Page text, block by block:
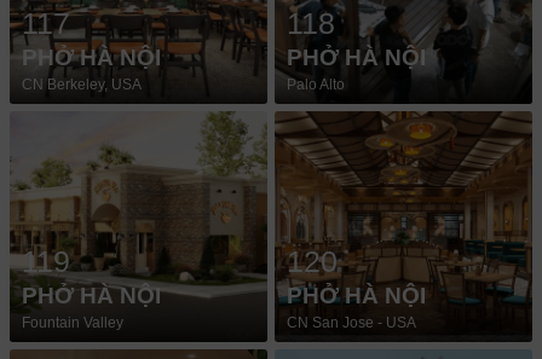
117
PHỞ HÀ NỘI
CN Berkeley, USA
118
PHỞ HÀ NỘI
Palo Alto
119
PHỞ HÀ NỘI
Fountain Valley
120
PHỞ HÀ NỘI
CN San Jose - USA